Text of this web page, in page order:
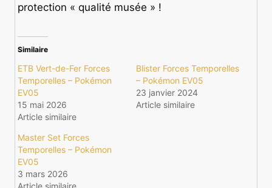
protection « qualité musée » !
Similaire
ETB Vert-de-Fer Forces
Temporelles – Pokémon
EV05
15 mai 2026
Article similaire
Blister Forces Temporelles
– Pokémon EV05
23 janvier 2024
Article similaire
Master Set Forces
Temporelles – Pokémon
EV05
3 mars 2026
Article similaire